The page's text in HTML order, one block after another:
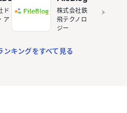
ド
ア
株式会社鉄
飛テクノロ
ジー
ンキングをすべて見る